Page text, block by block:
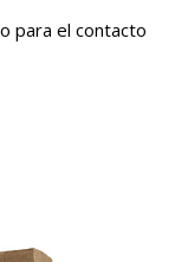
para el contacto